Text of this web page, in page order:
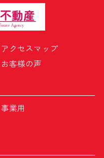
アクセスマップ
お客様の声
事業用